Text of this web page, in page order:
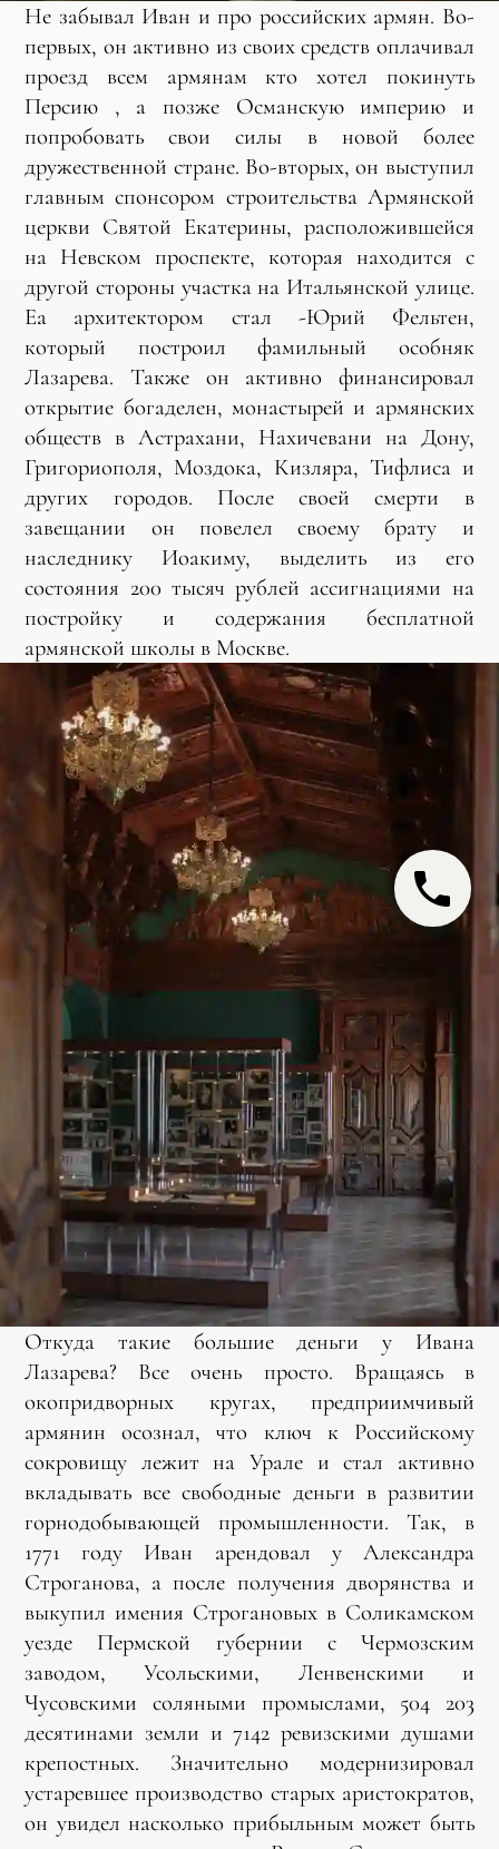
Не забывал Иван и про российских армян. Во-
первых, он активно из своих средств оплачивал
проезд всем армянам кто хотел покинуть
Персию , а позже Османскую империю и
попробовать свои силы в новой более
дружественной стране. Во-вторых, он выступил
главным спонсором строительства Армянской
церкви Святой Екатерины, расположившейся
на Невском проспекте, которая находится с
другой стороны участка на Итальянской улице.
Еа архитектором стал -Юрий Фельтен,
который построил фамильный особняк
Лазарева. Также он активно финансировал
открытие богаделен, монастырей и армянских
обществ в Астрахани, Нахичевани на Дону,
Григориополя, Моздока, Кизляра, Тифлиса и
других городов. После своей смерти в
завещании он повелел своему брату и
наследнику Иоакиму, выделить из его
состояния 200 тысяч рублей ассигнациями на
постройку и содержания бесплатной
армянской школы в Москве.
Откуда такие большие деньги у Ивана
Лазарева? Все очень просто. Вращаясь в
окопридворных кругах, предприимчивый
армянин осознал, что ключ к Российскому
сокровищу лежит на Урале и стал активно
вкладывать все свободные деньги в развитии
горнодобывающей промышленности. Так, в
1771 году Иван арендовал у Александра
Строганова, а после получения дворянства и
выкупил имения Строгановых в Соликамском
уезде Пермской губернии с Чермозским
заводом, Усольскими, Ленвенскими и
Чусовскими соляными промыслами, 504 203
десятинами земли и 7142 ревизскими душами
крепостных. Значительно модернизировал
устаревшее производство старых аристократов,
он увидел насколько прибыльным может быть